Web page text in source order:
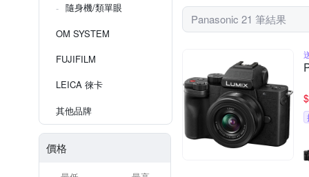
隨身機/類單眼
OM SYSTEM
FUJIFILM
LEICA 徠卡
其他品牌
價格
Panasonic 21 筆結果
$